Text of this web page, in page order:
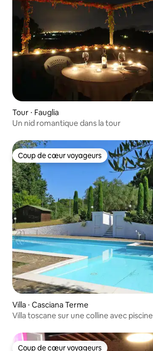
Tour ⋅ Fauglia
Un nid romantique dans la tour
Coup de cœur voyageurs
Coup de cœur voyageurs
Villa ⋅ Casciana Terme
Villa toscane sur une colline avec piscine
Coup de cœur voyageurs